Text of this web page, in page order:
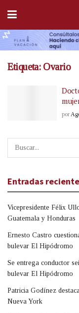
Etiqueta: Ovario
por
Entradas
Vicepresidente Félix
Guatemala y Honduras
Ernesto Castro
bulevar El Hipódromo
Se entrega conductor
bulevar El Hipódromo
Patricia Godínez
Nueva York